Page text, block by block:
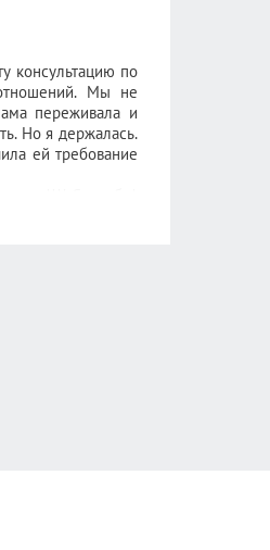
консультацию по
Мы не
переживала и
Но я держалась.
ей требование
Спасибо!